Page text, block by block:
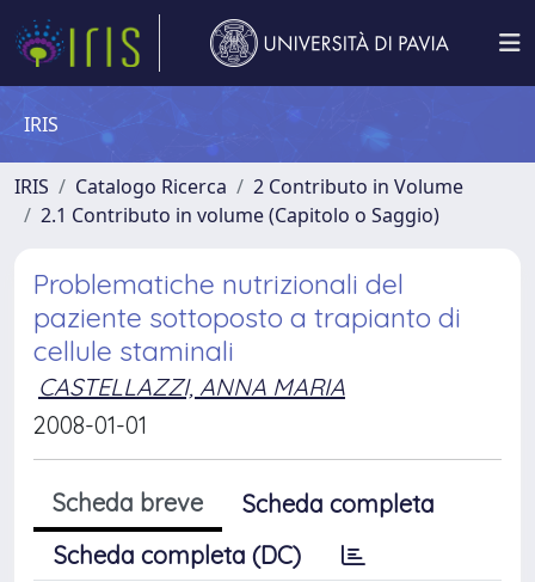
IRIS
IRIS Catalogo Ricerca
2 Contributo in Volume
2.1 Contributo in volume (Capitolo o Saggio)
Problematiche nutrizionali del
paziente sottoposto a trapianto di
cellule staminali
CASTELLAZZI, ANNA MARIA
2008-01-01
Scheda breve
Scheda completa
Scheda completa (DC)